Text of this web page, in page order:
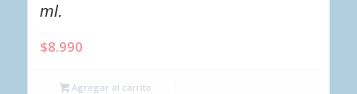
ml.
$8.990
Agregar al carrito